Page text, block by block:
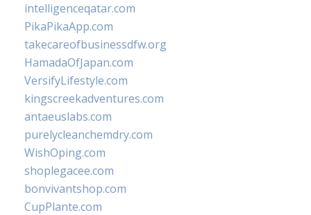
intelligenceqatar.com
PikaPikaApp.com
takecareofbusinessdfw.org
HamadaOfJapan.com
VersifyLifestyle.com
kingscreekadventures.com
antaeuslabs.com
purelycleanchemdry.com
WishOping.com
shoplegacee.com
bonvivantshop.com
CupPlante.com